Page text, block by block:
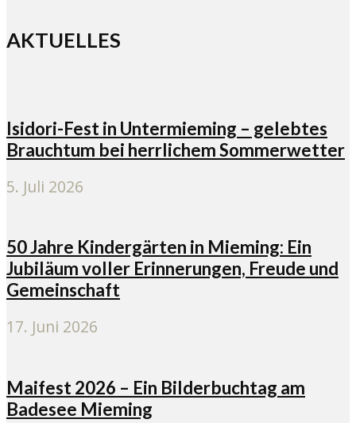
AKTUELLES
Isidori-Fest in Untermieming – gelebtes
Brauchtum bei herrlichem Sommerwetter
5. Juli 2026
50 Jahre Kindergärten in Mieming: Ein
Jubiläum voller Erinnerungen, Freude und
Gemeinschaft
17. Juni 2026
Maifest 2026 – Ein Bilderbuchtag am
Badesee Mieming